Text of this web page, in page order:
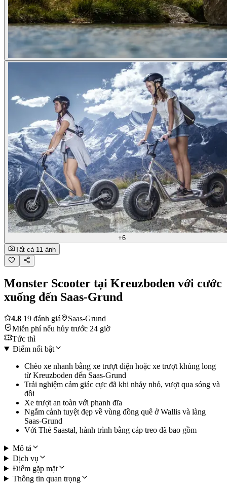
+6
Tất cả 11 ảnh
Monster Scooter tại Kreuzboden với cước
xuống đến Saas-Grund
4.8 19 đánh giá
Saas-Grund
Miễn phí nếu hủy trước 24 giờ
Tức thì
Điểm nổi bật
Chèo xe nhanh bằng xe trượt điện hoặc xe trượt khủng long
từ Kreuzboden đến Saas-Grund
Trải nghiệm cảm giác cực đã khi nhảy nhỏ, vượt qua sóng và
đồi
Xe trượt an toàn với phanh đĩa
Ngắm cảnh tuyệt đẹp về vùng đồng quê ở Wallis và làng
Saas-Grund
Với Thẻ Saastal, hành trình bằng cáp treo đã bao gồm
Mô tả
Dịch vụ
Điểm gặp mặt
Thông tin quan trọng